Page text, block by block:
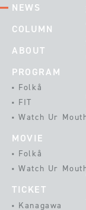
NEWS
COLUMN
ABOUT
PROGRAM
Folkå
FIT
Watch Ur
MOVIE
Folkå
Watch Ur
TICKET
Kanagawa